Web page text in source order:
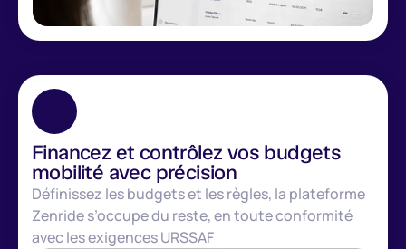
Financez et contrôlez vos budgets
mobilité avec précision
Définissez les budgets et les règles, la plateforme
Zenride s’occupe du reste, en toute conformité
avec les exigences URSSAF